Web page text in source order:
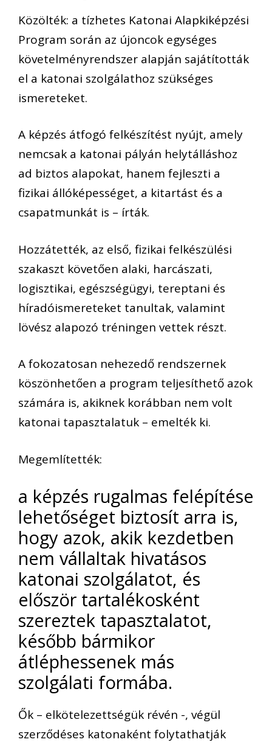
Közölték: a tízhetes Katonai Alapkiképzési
Program során az újoncok egységes
követelményrendszer alapján sajátították
el a katonai szolgálathoz szükséges
ismereteket.
A képzés átfogó felkészítést nyújt, amely
nemcsak a katonai pályán helytálláshoz
ad biztos alapokat, hanem fejleszti a
fizikai állóképességet, a kitartást és a
csapatmunkát is – írták.
Hozzátették, az első, fizikai felkészülési
szakaszt követően alaki, harcászati,
logisztikai, egészségügyi, tereptani és
híradóismereteket tanultak, valamint
lövész alapozó tréningen vettek részt.
A fokozatosan nehezedő rendszernek
köszönhetően a program teljesíthető azok
számára is, akiknek korábban nem volt
katonai tapasztalatuk – emelték ki.
Megemlítették:
a képzés rugalmas felépítése
lehetőséget biztosít arra is,
hogy azok, akik kezdetben
nem vállaltak hivatásos
katonai szolgálatot, és
először tartalékosként
szereztek tapasztalatot,
később bármikor
átléphessenek más
szolgálati formába.
Ők – elkötelezettségük révén -, végül
szerződéses katonaként folytathatják